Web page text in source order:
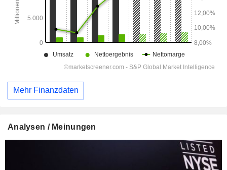
Mehr Finanzdaten
Analysen / Meinungen